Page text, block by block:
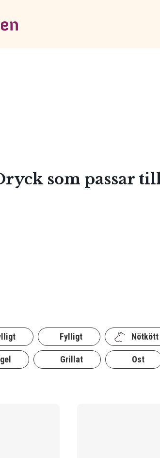
som passar
Fylligt Nötkött
Grillat Ost